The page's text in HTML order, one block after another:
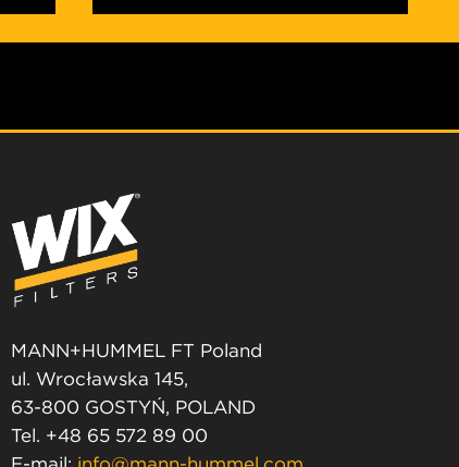
MANN+HUMMEL FT Poland
ul. Wrocławska 145,
63-800 GOSTYŃ, POLAND
Tel. +48 65 572 89 00